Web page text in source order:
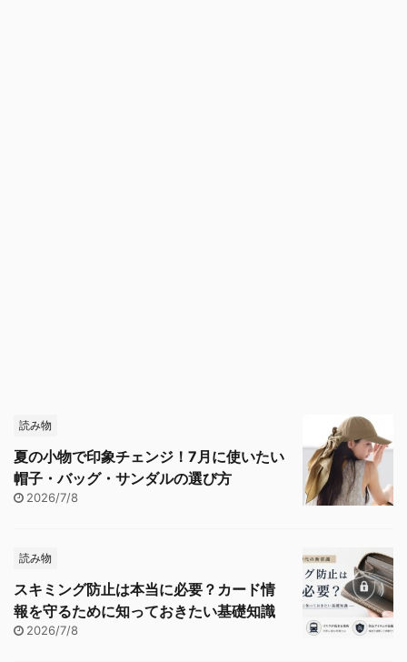
読み物
夏の小物で印象チェンジ！7月に使いたい
帽子・バッグ・サンダルの選び方
2026/7/8
読み物
スキミング防止は本当に必要？カード情
報を守るために知っておきたい基礎知識
2026/7/8